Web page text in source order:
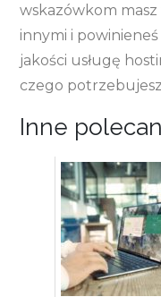
wskazówkom
innymi i
jakości usługę
czego
Inne